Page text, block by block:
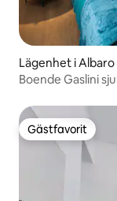
Lägenhet i Albaro
Boende Gaslini
Gästfavorit
Gästfavorit